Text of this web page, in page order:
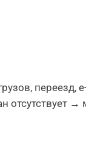
переезд,
отсутствует